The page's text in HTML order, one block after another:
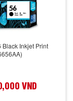
Black Inkjet Print
VND